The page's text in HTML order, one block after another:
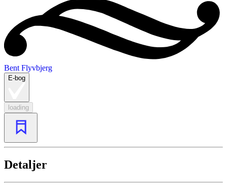
Bent Flyvbjerg
E-bog
loading
Detaljer